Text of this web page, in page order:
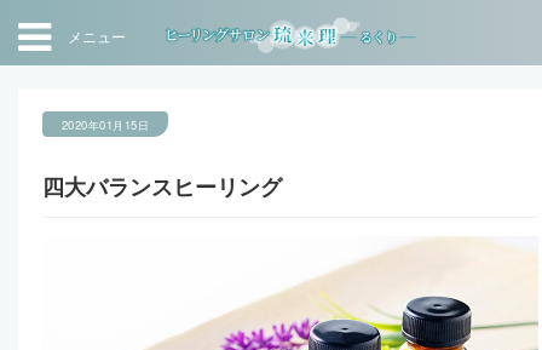
メニュー
2020年01月15日
四大バランスヒーリング